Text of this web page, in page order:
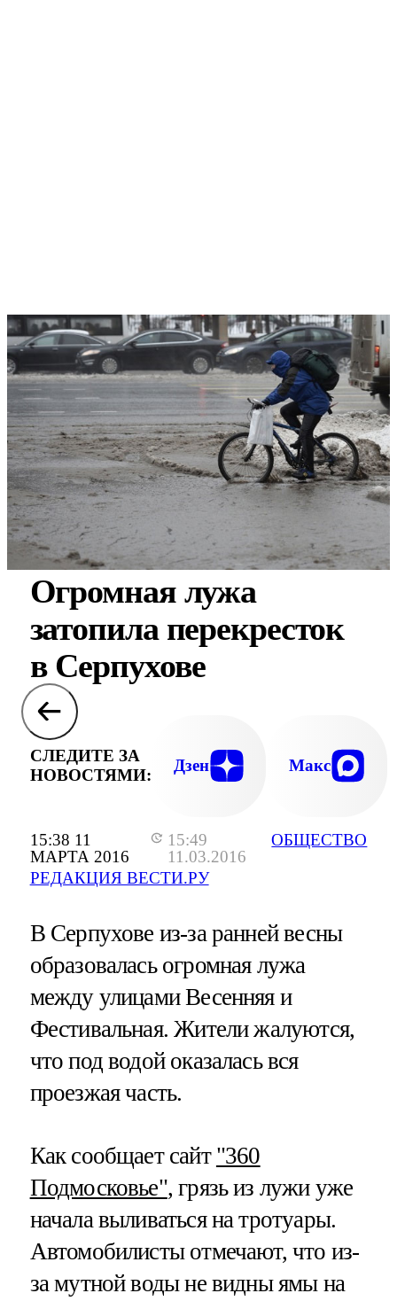
15:38 11
МАРТА 2016
15:49
11.03.2016
РЕДАКЦИЯ ВЕСТИ.РУ
ОБЩЕСТВО
Огромная лужа
затопила перекресток
в Серпухове
СЛЕДИТЕ ЗА
НОВОСТЯМИ:
Дзен Макс
В Серпухове из-за ранней весны
образовалась огромная лужа
между улицами Весенняя и
Фестивальная. Жители жалуются,
что под водой оказалась вся
проезжая часть.
Как сообщает сайт "360
Подмосковье", грязь из лужи уже
начала выливаться на тротуары.
Автомобилисты отмечают, что из-
за мутной воды не видны ямы на